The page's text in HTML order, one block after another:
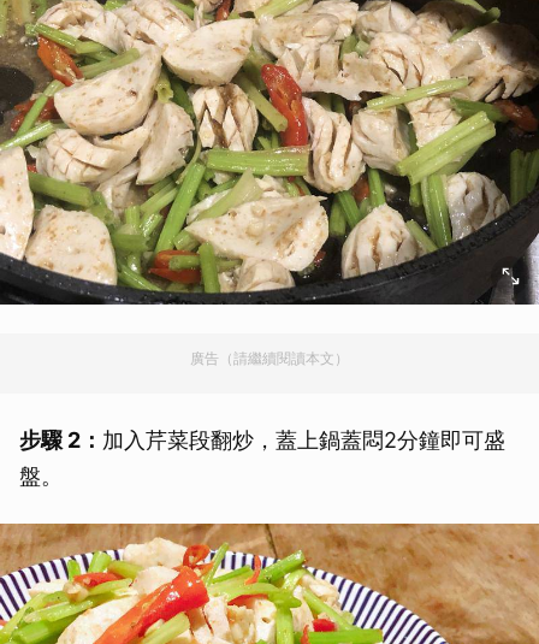
廣告（請繼續閱讀本文）
步驟 2： 加入芹菜段翻炒，蓋上鍋蓋悶2分鐘即可盛
盤。